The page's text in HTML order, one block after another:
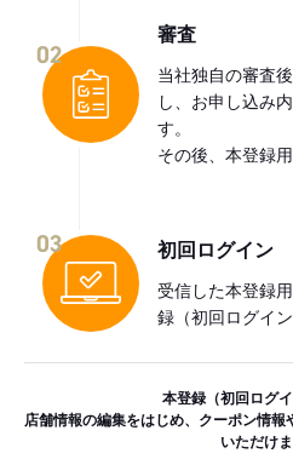
02
審査
当社独自の審査
し、お申し込み
す。
その後、本登録
03 初回ログイン
受信した本登録
録（初回ログイ
本登録（初回ログイ
店舗情報の編集をはじめ、クーポン情
いただけま